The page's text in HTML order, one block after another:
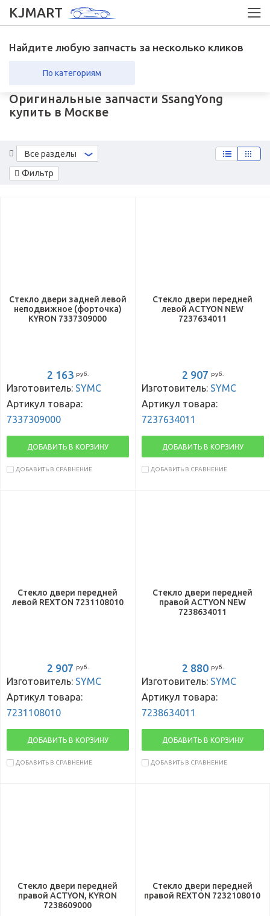
KJMART
в регионы Возврат
Найдите любую запчасть за несколько кликов
По категориям
Оригинальные запчасти SsangYong
купить в Москве
Фильтр
Все разделы
Стекло двери задней левой
неподвижное (форточка)
KYRON 7337309000
2 163 руб.
Изготовитель: SYMC
Артикул товара:
7337309000
ДОБАВИТЬ В КОРЗИНУ
ДОБАВИТЬ В СРАВНЕНИЕ
Стекло двери передней
левой ACTYON NEW
7237634011
2 907 руб.
Изготовитель: SYMC
Артикул товара:
7237634011
ДОБАВИТЬ В КОРЗИНУ
ДОБАВИТЬ В СРАВНЕНИЕ
Стекло двери передней
левой REXTON 7231108010
2 907 руб.
Изготовитель: SYMC
Артикул товара:
7231108010
ДОБАВИТЬ В КОРЗИНУ
ДОБАВИТЬ В СРАВНЕНИЕ
Стекло двери передней
правой ACTYON NEW
7238634011
2 880 руб.
Изготовитель: SYMC
Артикул товара:
7238634011
ДОБАВИТЬ В КОРЗИНУ
ДОБАВИТЬ В СРАВНЕНИЕ
Стекло двери передней
правой ACTYON, KYRON
7238609000
Стекло двери передней
правой REXTON 7232108010